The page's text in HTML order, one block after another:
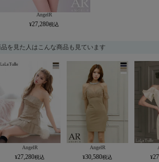
AngelR
27,280
品を見た人はこんな商品も見ています
AngelR
27,280
AngelR
30,580